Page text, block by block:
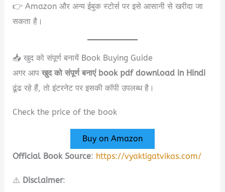
👉 Amazon और अन्य ईबुक स्टोर्स पर इसे आसानी से खरीदा जा
सकता है।
📥 खुद को संपूर्ण बनायें Book Buying Guide
अगर आपखुद को संपूर्ण बनाएं book pdf download in Hindi
ढूंढ रहे हैं, तो इंटरनेट पर इसकी कॉपी उपलब्ध है।
Check the price of the book
Buy on Amazon
Official Book Source: https://vyaktigatvikas.com/
⚠️ Disclaimer: